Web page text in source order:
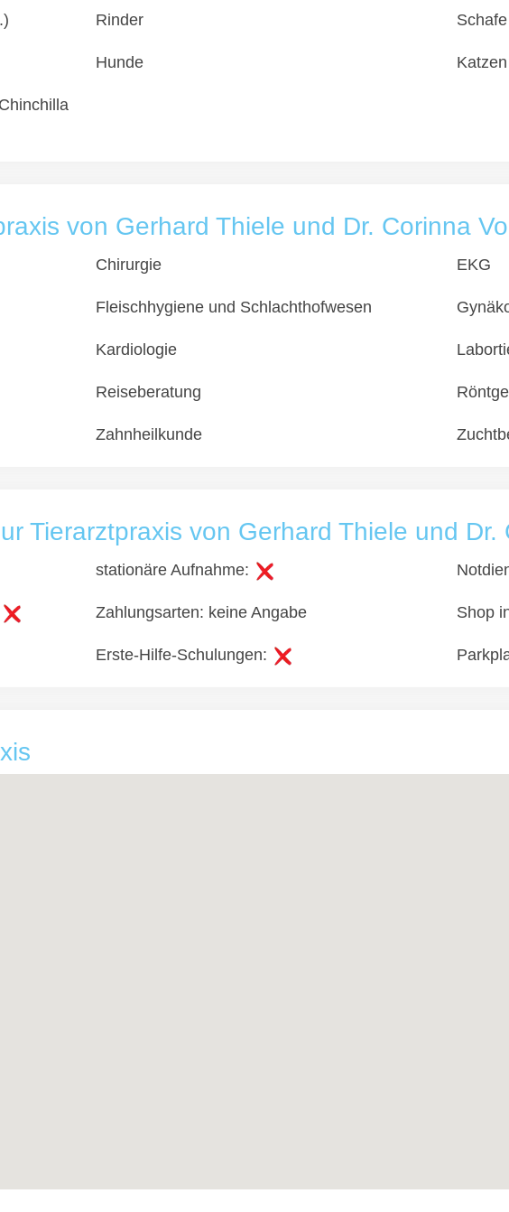
Rinder Schafe
Hunde Katzen
von Gerhard Thiele und Dr. Corinna
Chirurgie EKG
Fleischhygiene und Schlachthofwesen
Kardiologie
Reiseberatung
Zahnheilkunde
Tierarztpraxis von Gerhard Thiele und Dr.
stationäre Aufnahme:
Zahlungsarten: keine Angabe Shop
Erste-Hilfe-Schulungen: